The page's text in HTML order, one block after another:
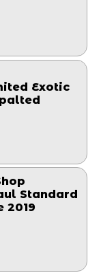
Exotic
Standard
2019